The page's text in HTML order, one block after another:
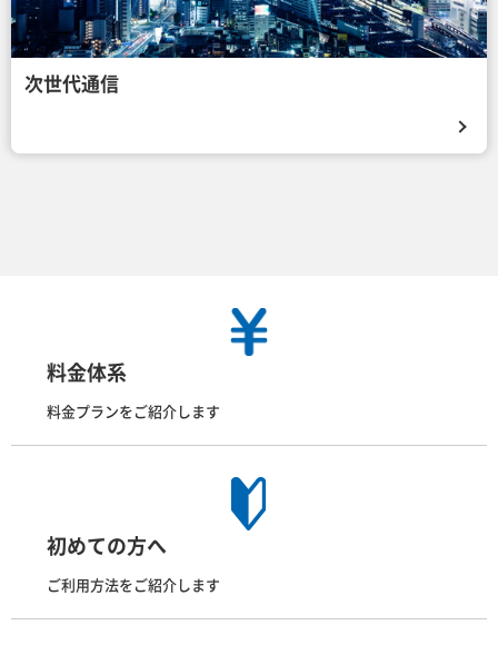
次世代通信
料金体系
料金プランをご紹介します
初めての方へ
ご利用方法をご紹介します